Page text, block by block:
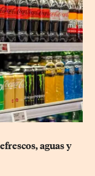
aguas y